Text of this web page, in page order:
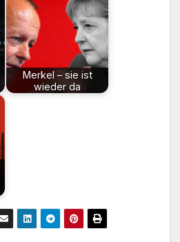
Merkel – sie ist
wieder da